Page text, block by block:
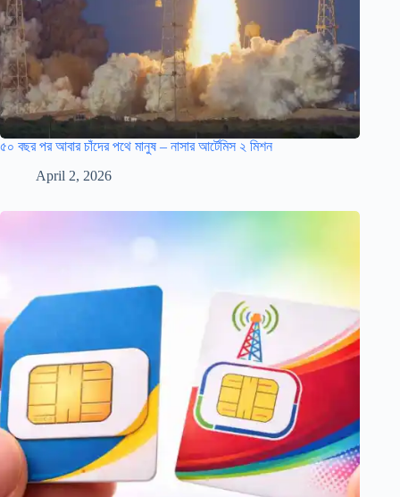
৫০ বছর পর আবার চাঁদের পথে মানুষ – নাসার আর্টেমিস ২ মিশন
April 2, 2026